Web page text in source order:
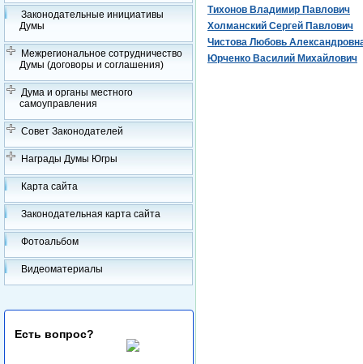
Законодательные инициативы
Думы
Межрегиональное сотрудничество
Думы (договоры и соглашения)
Дума и органы местного
самоуправления
Совет Законодателей
Награды Думы Югры
Карта сайта
Законодательная карта сайта
Фотоальбом
Видеоматериалы
Есть вопрос?
Тихонов Владимир Павлович
Холманский Сергей Павлович
Чистова Любовь
Юрченко Василий Михайлович